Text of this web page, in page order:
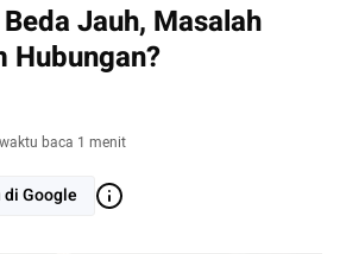
Jauh, Masalah
Hubungan?
waktu baca 1 menit
Google